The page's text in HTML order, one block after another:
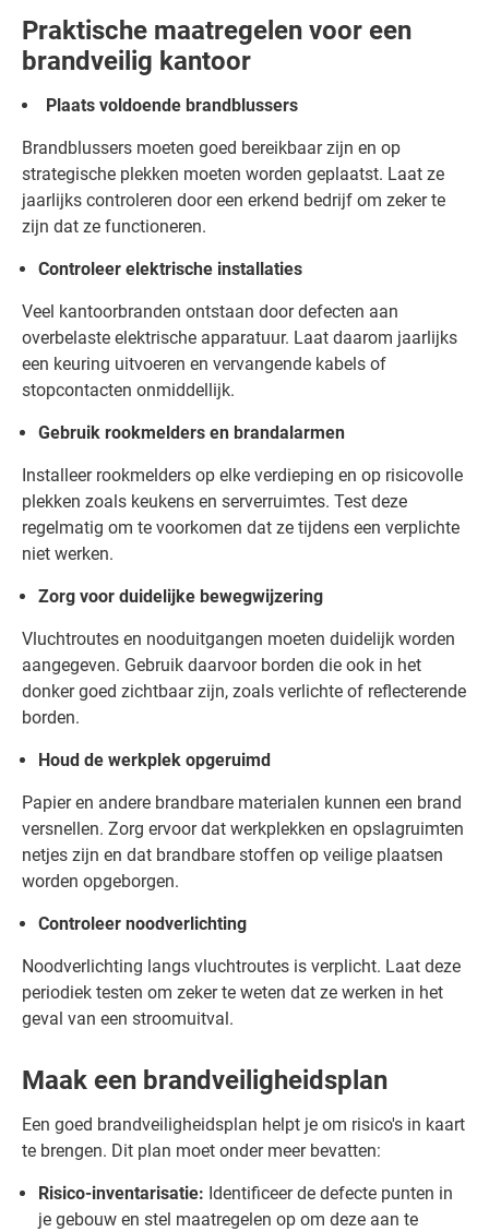
Praktische maatregelen voor een
brandveilig kantoor
Plaats voldoende brand blussers
Brandblussers moeten goed bereikbaar zijn en op
strategische plekken moeten worden geplaatst. Laat ze
jaarlijks controleren door een erkend bedrijf om zeker te
zijn dat ze functioneren.
Controleer elektrische installaties
Veel kantoorbranden ontstaan door defecten aan
overbelaste elektrische apparatuur. Laat daarom jaarlijks
een keuring uitvoeren en vervangende kabels of
stopcontacten onmiddellijk.
Gebruik rookmelders en brandalarmen
Installeer rookmelders op elke verdieping en op risicovolle
plekken zoals keukens en serverruimtes. Test deze
regelmatig om te voorkomen dat ze tijdens een verplichte
niet werken.
Zorg voor duidelijke bewegwijzering
Vluchtroutes en nooduitgangen moeten duidelijk worden
aangegeven. Gebruik daarvoor borden die ook in het
donker goed zichtbaar zijn, zoals verlichte of reflecterende
borden.
Houd de werkplek opgeruimd
Papier en andere brandbare materialen kunnen een brand
versnellen. Zorg ervoor dat werkplekken en opslagruimten
netjes zijn en dat brandbare stoffen op veilige plaatsen
worden opgeborgen.
Controleer noodverlichting
Noodverlichting langs vluchtroutes is verplicht. Laat deze
periodiek testen om zeker te weten dat ze werken in het
geval van een stroomuitval.
Maak een brandveiligheidsplan
Een goed brandveiligheidsplan helpt je om risico's in kaart
te brengen. Dit plan moet onder meer bevatten:
Risico-inventarisatie: Identificeer de defecte punten in
je gebouw en stel maatregelen op om deze aan te